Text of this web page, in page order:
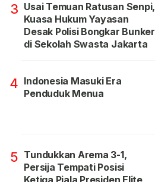
3 Usai Temuan Ratusan Senpi,
Kuasa Hukum Yayasan
Desak Polisi Bongkar Bunker
di Sekolah Swasta Jakarta
4 Indonesia Masuki Era
Penduduk Menua
5 Tundukkan Arema 3-1,
Persija Tempati Posisi